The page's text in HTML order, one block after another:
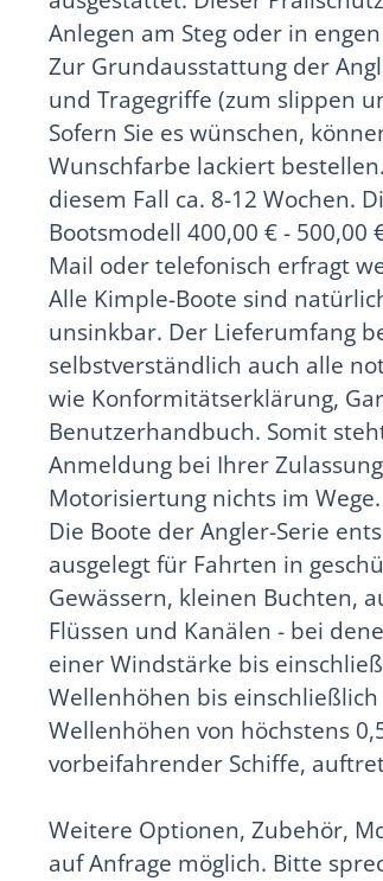
Anlegen am Steg oder in
Zur Grundausstattung der
und Tragegriffe (zum slippen
Sofern Sie es wünschen,
Wunschfarbe lackiert
diesem Fall ca. 8-12 Wochen.
Bootsmodell 400,00 € -
Mail oder telefonisch erfragt
Alle Kimple-Boote sind
unsinkbar. Der Lieferumfang
selbstverständlich auch alle
wie Konformitätserklärung,
Benutzerhandbuch. Somit
Anmeldung bei Ihrer
Motorisiertung nichts im Wege.
Die Boote der Angler-Serie
ausgelegt für Fahrten in
Gewässern, kleinen Buchten,
Flüssen und Kanälen - bei
einer Windstärke bis
Wellenhöhen bis
Wellenhöhen von höchstens
vorbeifahrender Schiffe,
Weitere Optionen, Zubehör,
auf Anfrage möglich. Bitte